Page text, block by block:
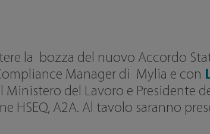
la bozza del nuovo Accordo
Manager di Mylia e con
del Lavoro e Presidente
HSEQ, A2A. Al tavolo saranno